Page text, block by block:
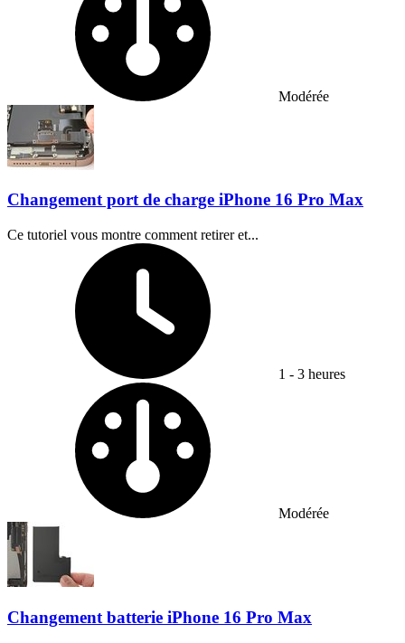
Modérée
Changement port de charge iPhone 16 Pro Max
Ce tutoriel vous montre comment retirer et...
1 - 3 heures
Modérée
Changement batterie iPhone 16 Pro Max